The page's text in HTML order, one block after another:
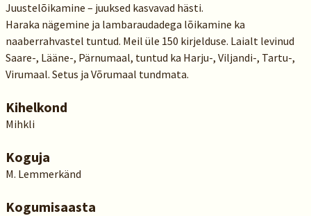
Juustelõikamine – juuksed kasvavad hästi.
Haraka nägemine ja lambaraudadega lõikamine ka
naaberrahvastel tuntud. Meil üle 150 kirjelduse. Laialt levinud
Saare-, Lääne-, Pärnumaal, tuntud ka Harju-, Viljandi-, Tartu-,
Virumaal. Setus ja Võrumaal tundmata.
Kihelkond
Mihkli
Koguja
M. Lemmerkänd
Kogumisaasta